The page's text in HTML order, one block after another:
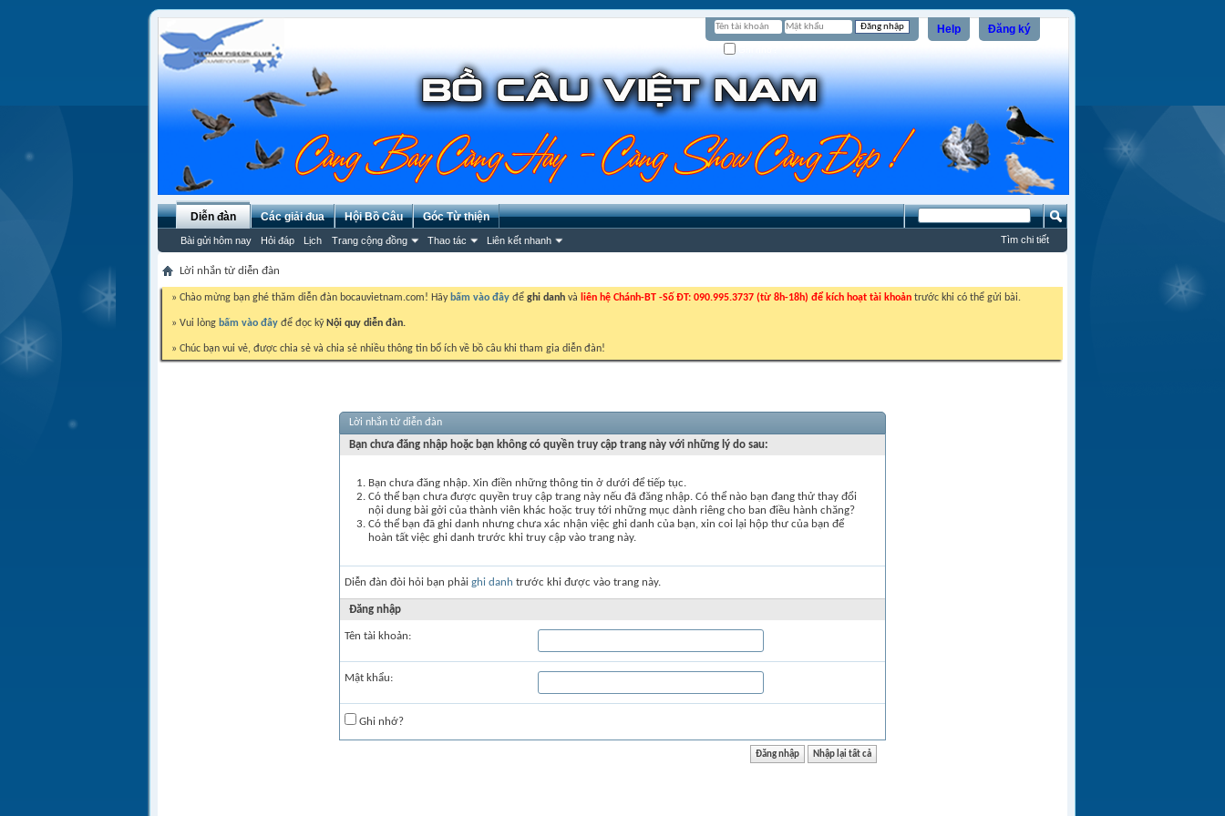
Đăng ký
Help
Diễn đàn
Bài gửi hôm nay Hỏi đáp Lịch Trang cộng đồng Thao tác Liên kết nhanh
Các giải đua Hội Bồ Câu Góc Từ thiện
Tìm chi tiết
Lời nhắn từ diễn đàn
» Chào mừng bạn ghé thăm diễn đàn bocauvietnam.com! Hãy bấm vào đây để ghi danh và liên hệ Chánh-BT -Số ĐT: 090.995.3737 (từ 8h-18h) để kích hoạt tài khoản trước khi có thể gửi bài.
» Vui lòng bấm vào đây để đọc kỹ Nội quy diễn đàn.
» Chúc bạn vui vẻ, được chia sẻ và chia sẻ nhiều thông tin bổ ích về bồ câu khi tham gia diễn đàn!
Lời nhắn từ diễn đàn
Bạn chưa đăng nhập hoặc bạn không có quyền truy cập trang này với những lý do sau:
Bạn chưa đăng nhập. Xin điền những thông tin ở dưới để tiếp tục.
Có thể bạn chưa được quyền truy cập trang này nếu đã đăng nhập. Có thể nào bạn đang thử thay đổi
nội dung bài gởi của thành viên khác hoặc truy tới những mục dành riêng cho ban điều hành chăng?
Có thể bạn đã ghi danh nhưng chưa xác nhận việc ghi danh của bạn, xin coi lại hộp thư của bạn để
hoàn tất việc ghi danh trước khi truy cập vào trang này.
Diễn đàn đòi hỏi bạn phải ghi danh trước khi được vào trang này.
Ðăng nhập
Tên tài khoản:
Mật khẩu:
Ghi nhớ?